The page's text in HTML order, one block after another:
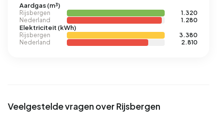
Aardgas (m³)
Rijsbergen
1.320
Nederland
1.280
Elektriciteit (kWh)
Rijsbergen
3.380
Nederland
2.810
Veelgestelde vragen over Rijsbergen